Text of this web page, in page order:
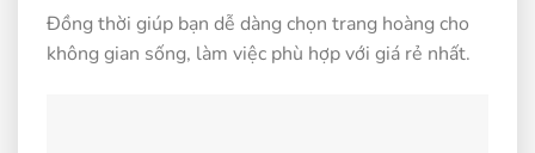
Đồng thời giúp bạn dễ dàng chọn trang hoàng cho
không gian sống, làm việc phù hợp với giá rẻ nhất.